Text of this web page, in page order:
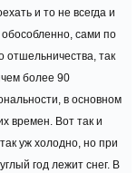
и то не всегда и
сами по
отшельничества, так
более 90
в основном
времен. Вот так и
уж холодно, но при
год лежит снег. В